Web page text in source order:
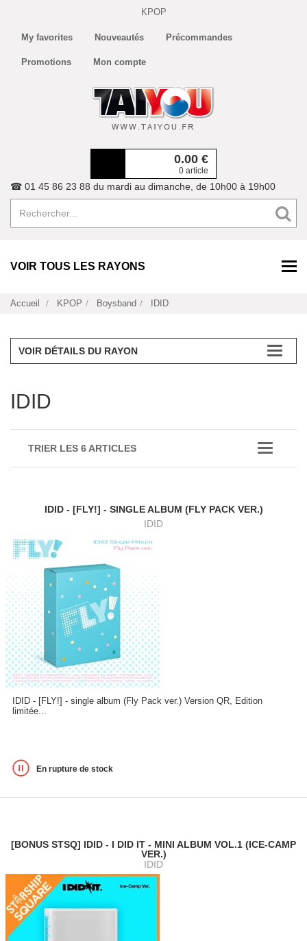
KPOP
My favorites Nouveautés Précommandes
Promotions Mon compte
0.00 €
0 article
☎ 01 45 86 23 88 du mardi au dimanche, de 10h00 à 19h00
VOIR TOUS LES RAYONS
Accueil KPOP Boysband IDID
VOIR DÉTAILS DU RAYON
IDID
TRIER LES 6 ARTICLES
IDID - [FLY!] - SINGLE ALBUM (FLY PACK VER.)
IDID
IDID - [FLY!] - single album (Fly Pack ver.) Version QR, Edition
limitée...
En rupture de stock
[BONUS STSQ] IDID - I DID IT - MINI ALBUM VOL.1 (ICE-CAMP
VER.)
IDID